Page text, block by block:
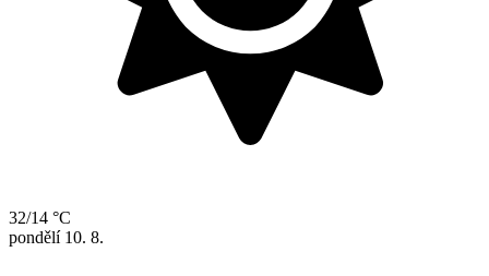
32/14 °C
pondělí 10. 8.